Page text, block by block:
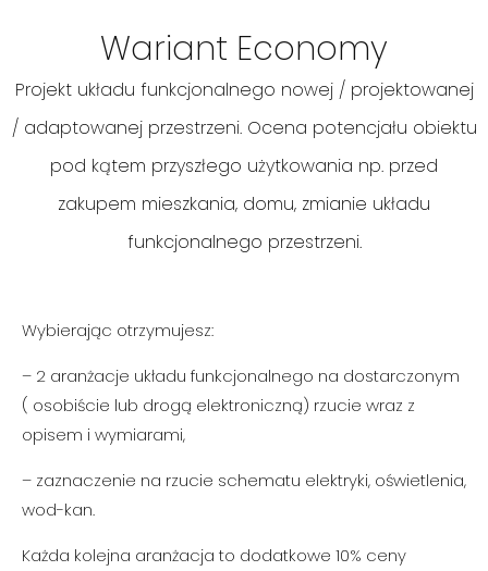
Wariant Economy
Projekt układu funkcjonalnego nowej / projektowanej
/ adaptowanej przestrzeni. Ocena potencjału obiektu
pod kątem przyszłego użytkowania np. przed
zakupem mieszkania, domu, zmianie układu
funkcjonalnego przestrzeni.
Economy
90 zł za m2
Wybierając otrzymujesz:
– 2 aranżacje układu funkcjonalnego na dostarczonym
( osobiście lub drogą elektroniczną) rzucie wraz z
opisem i wymiarami,
– zaznaczenie na rzucie schematu elektryki, oświetlenia,
wod-kan.
Każda kolejna aranżacja to dodatkowe 10% ceny
Udostępniając
swoje
zainteresowania i
zachowania
podczas
odwiedzania naszej
strony, zwiększasz